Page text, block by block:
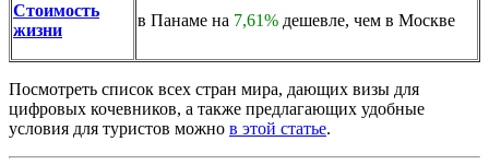
Стоимость
жизни
в Панаме на 7,61% дешевле, чем в Москве
Посмотреть список всех стран мира, дающих визы для
цифровых кочевников, а также предлагающих удобные
условия для туристов можно в этой статье.